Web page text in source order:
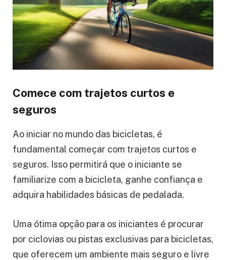
Comece com trajetos curtos e
seguros
Ao iniciar no mundo das bicicletas, é
fundamental começar com trajetos curtos e
seguros. Isso permitirá que o iniciante se
familiarize com a bicicleta, ganhe confiança e
adquira habilidades básicas de pedalada.
Uma ótima opção para os iniciantes é procurar
por ciclovias ou pistas exclusivas para bicicletas,
que oferecem um ambiente mais seguro e livre